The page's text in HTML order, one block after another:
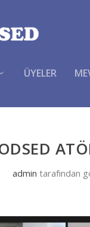
ÜYELER
admin tarafından